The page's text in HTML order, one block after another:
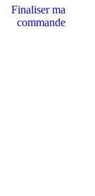
Finaliser ma
commande